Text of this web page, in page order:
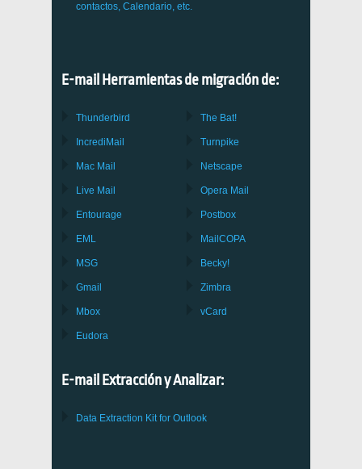
contactos, Calendario, etc.
E-mail Herramientas de migración de:
Thunderbird
IncrediMail
Mac Mail
Live Mail
Entourage
EML
MSG
Gmail
Mbox
Eudora
The Bat!
Turnpike
Netscape
Opera Mail
Postbox
MailCOPA
Becky!
Zimbra
vCard
E-mail Extracción y Analizar:
Data Extraction Kit for Outlook